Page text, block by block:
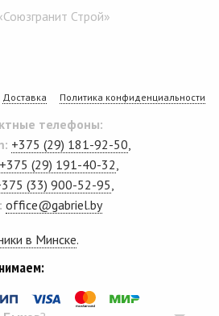
Строй»
Доставка Политика конфиденциальности
телефоны:
+375 (29) 181-92-50,
+375 (29) 191-40-32,
(33) 900-52-95,
office@gabriel.by
в Минске.